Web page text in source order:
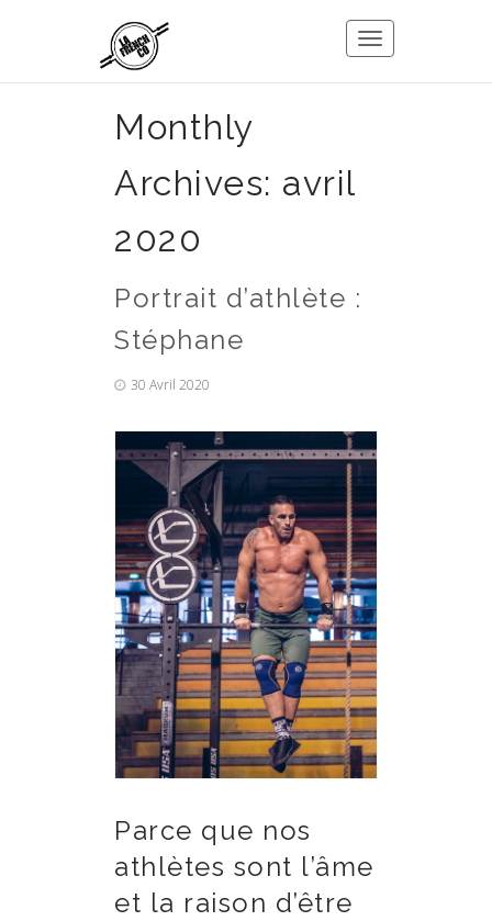
Toggle
Monthly
Archives: avril
2020
Portrait d’athlète :
Stéphane
30 Avril 2020
Parce que nos
athlètes sont l’âme
et la raison d’être